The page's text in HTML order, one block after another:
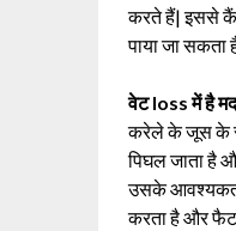
करते हैं| इससे
पाया जा सकता
वेट loss में है
करेले के जूस के
पिघल जाता है
उसके आवश्यकता
करता है और